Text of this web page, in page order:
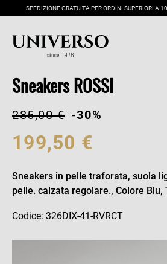
SPEDIZIONE GRATUITA PER ORDINI SUPERIORI A
Sneakers ROSSI
285,00 € -30%
199,50 €
Sneakers in pelle traforata, suola
pelle. calzata regolare., Colore Blu,
Codice: 326DIX-41-RVRCT